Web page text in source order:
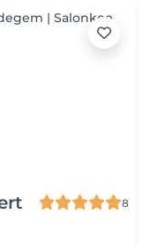
8